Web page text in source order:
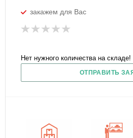
закажем для Вас
Нет нужного количества на складе!
ОТПРАВИТЬ